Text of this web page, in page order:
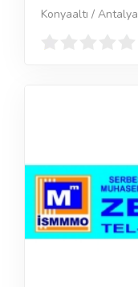
Konyaaltı / Antalya